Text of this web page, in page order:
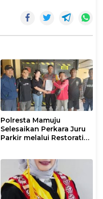
Polresta Mamuju
Selesaikan Perkara Juru
Parkir melalui Restorative